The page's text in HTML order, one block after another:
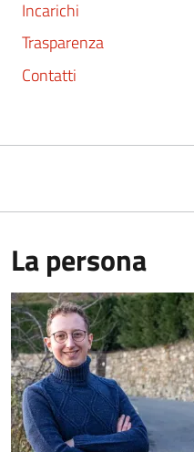
Incarichi
Trasparenza
Contatti
La persona